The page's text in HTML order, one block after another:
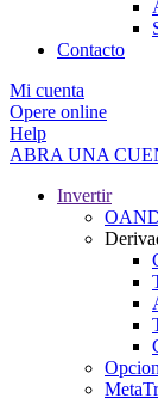
Contacto
Mi cuenta
Opere online
Help
ABRA UNA
Invertir